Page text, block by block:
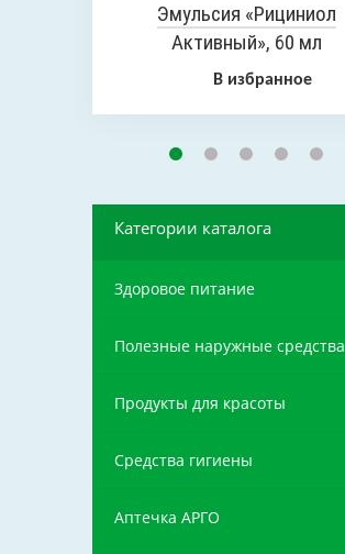
Эмульсия «Рициниол
Активный», 60 мл
В избранное
Категории каталога
Здоровое питание
Полезные наружные средства
Продукты для красоты
Средства гигиены
Аптечка АРГО